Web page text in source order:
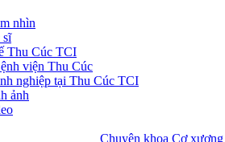
nhìn
sĩ
Thu Cúc TCI
viện Thu Cúc
nghiệp tại Thu Cúc TCI
ảnh
Chuyên khoa Cơ